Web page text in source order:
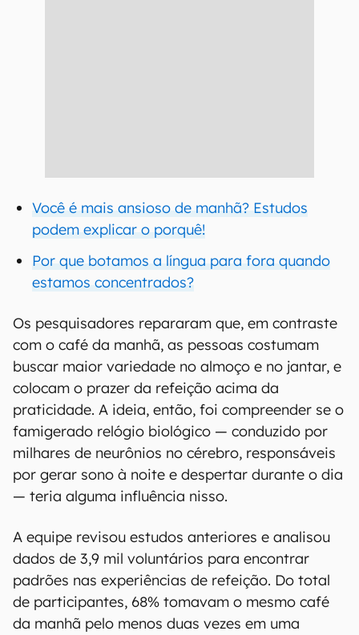
Você é mais ansioso de manhã? Estudos
podem explicar o porquê!
Por que botamos a língua para fora quando
estamos concentrados?
Os pesquisadores repararam que, em contraste
com o café da manhã, as pessoas costumam
buscar maior variedade no almoço e no jantar, e
colocam o prazer da refeição acima da
praticidade. A ideia, então, foi compreender se o
famigerado relógio biológico — conduzido por
milhares de neurônios no cérebro, responsáveis
por gerar sono à noite e despertar durante o dia
— teria alguma influência nisso.
A equipe revisou estudos anteriores e analisou
dados de 3,9 mil voluntários para encontrar
padrões nas experiências de refeição. Do total
de participantes, 68% tomavam o mesmo café
da manhã pelo menos duas vezes em uma